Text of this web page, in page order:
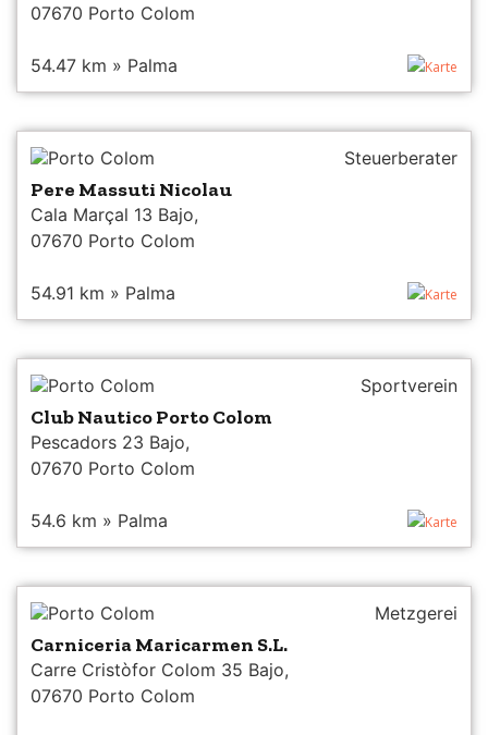
07670 Porto Colom
54.47 km » Palma Karte
Porto Colom Steuerberater
Pere Massuti Nicolau
Cala Marçal 13 Bajo,
07670 Porto Colom
54.91 km » Palma Karte
Porto Colom Sportverein
Club Nautico Porto Colom
Pescadors 23 Bajo,
07670 Porto Colom
54.6 km » Palma Karte
Porto Colom Metzgerei
Carniceria Maricarmen S.L.
Carre Cristòfor Colom 35 Bajo,
07670 Porto Colom